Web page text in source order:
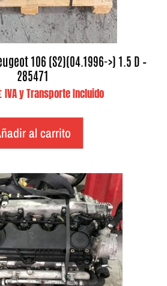
106 (S2)(04.1996->) 1.5 D –
285471
IVA y Transporte Incluido
al carrito